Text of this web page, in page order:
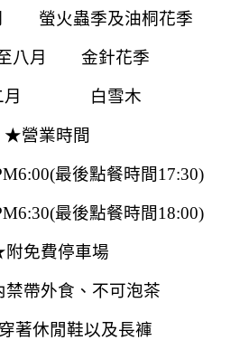
螢火蟲季及油桐花季
八月 金針花季
月 白雪木
★營業時間
最後點餐時間17:30)
最後點餐時間18:00)
免費停車場
帶外食、不可泡茶
著休閒鞋以及長褲